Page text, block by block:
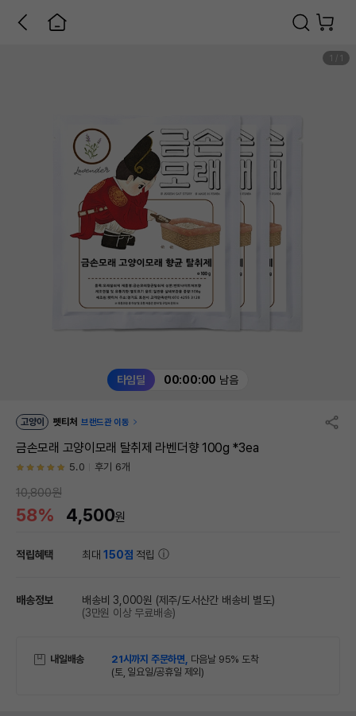
타임딜 00:00:00 남음
1 1
고양이 펫티처 브랜드관 이동
금손모래 고양이모래 탈취제 라벤더향 100g *3ea
5.0 후기 6개
10,800원
58% 4,500원
적립혜택 최대150점 적립
배송정보 배송비 3,000원 (제주/도서산간 배송비 별도)
(3만원 이상 무료배송)
내일배송 21시까지 주문하면, 다음날 95% 도착
(토, 일요일/공휴일 제외)